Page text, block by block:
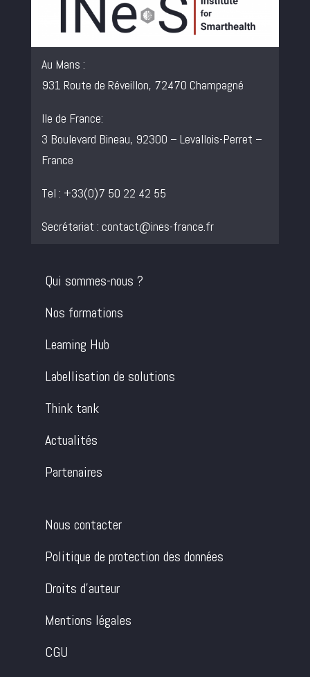
Au Mans :
931 Route de Réveillon, 72470 Champagné
Ile de France:
3 Boulevard Bineau, 92300 – Levallois-Perret –
France
Tel : +33(0)7 50 22 42 55
Secrétariat : contact@ines-france.fr
Qui sommes-nous ?
Nos formations
Learning Hub
Labellisation de solutions
Think tank
Actualités
Partenaires
Nous contacter
Politique de protection des données
Droits d’auteur
Mentions légales
CGU